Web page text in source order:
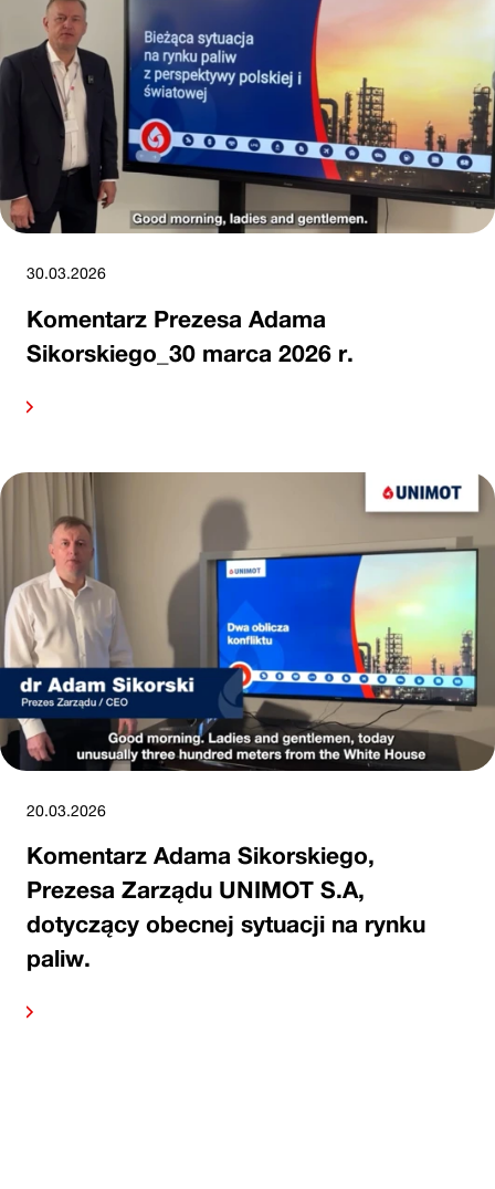
30.03.2026
Komentarz Prezesa Adama
Sikorskiego_30 marca 2026 r.
20.03.2026
Komentarz Adama Sikorskiego,
Prezesa Zarządu UNIMOT S.A,
dotyczący obecnej sytuacji na rynku
paliw.